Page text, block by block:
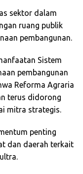
sektor dalam
ruang publik
pembangunan.
Sistem
pembangunan
Reforma Agraria
terus didorong
mitra strategis.
penting
dan daerah terkait